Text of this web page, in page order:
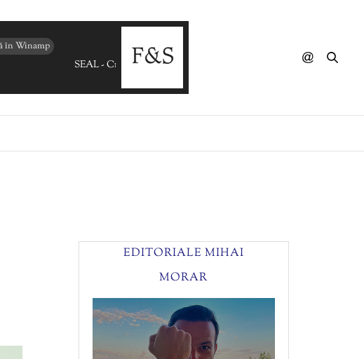
în Winamp
SEAL - Crazy (Jay K's Summer Mix)
EDITORIALE MIHAI
MORAR